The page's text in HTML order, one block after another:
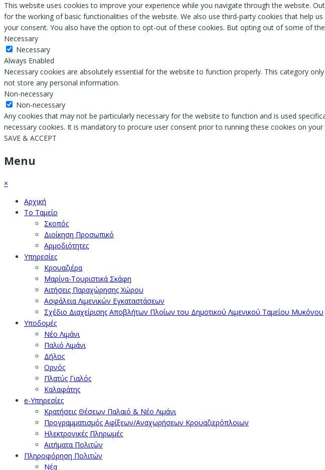
This website uses cookies to improve your experience while you navigate through the website.
for the working of basic functionalities of the website. We also use third-party cookies that help
your consent. You also have the option to opt-out of these cookies. But opting out of some of
Necessary
Necessary
Always Enabled
Necessary cookies are absolutely essential for the website to function properly. This category
not store any personal information.
Non-necessary
Non-necessary
Any cookies that may not be particularly necessary for the website to function and is used
necessary cookies. It is mandatory to procure user consent prior to running these cookies on your
SAVE & ACCEPT
Menu
×
Αρχική
Το Ταμείο
Σκοπός
Διοίκηση Προσωπικό
Αρμοδιότητες
Υπηρεσίες
Κρουαζιέρα
Μαρίνα-Τουριστικά Σκάφη
Αιτήσεις Παραχώρησης Χώρου
Ασφάλεια Λιμενικών Εγκαταστάσεων
Σχέδιο Διαχείρισης Αποβλήτων Πλοίων του Δημοτικού Λιμενικού Ταμείου Μυκόνου
Υποδομές
Νέο Λιμάνι
Παλιό Λιμάνι
Δήλος
Ορνός
Πλατύς Γιαλός
Καλαφάτης
e-Υπηρεσίες
Κρατήσεις Θέσεων Παλαιό & Νέο Λιμάνι
Προγραμματισμός Αφίξεων/Αναχωρήσεων Κρουαζιερόπλοιων
Ηλεκτρονικές Πληρωμές
Αιτήματα Πολιτών
Πληροφόρηση Πολιτών
Νέα